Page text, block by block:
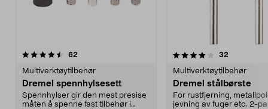
62
Multiverktøytilbehør
Dremel spennhylsesett
Spennhylser gir den mest presise
måten å spenne fast tilbehør i
4.0av 5 stjerner 32
Multiverktøytilbehør
Dremel stålbørste
For rustfjerning,
jevning av fuger etc. 2-
4.0av 5 stjerner